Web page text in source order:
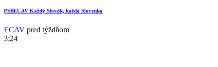
PSBECAV Každý Slovák, každá Slovenka
ECAV pred týždňom
3:24